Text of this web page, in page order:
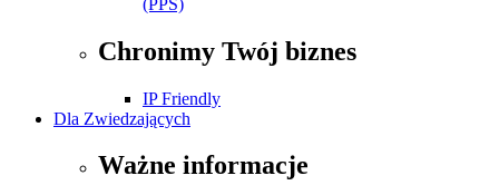
Chronimy Twój biznes
IP Friendly
Dla Zwiedzających
Ważne informacje